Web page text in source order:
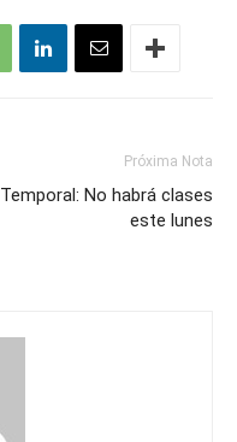
Próxima Nota
Temporal: No habrá clases
este lunes